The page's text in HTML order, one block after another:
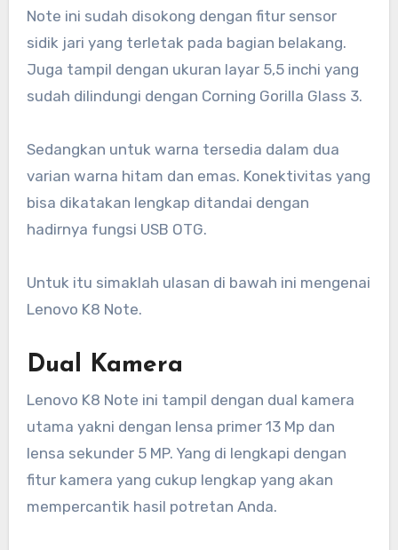
Note ini sudah disokong dengan fitur sensor
sidik jari yang terletak pada bagian belakang.
Juga tampil dengan ukuran layar 5,5 inchi yang
sudah dilindungi dengan Corning Gorilla Glass 3.
Sedangkan untuk warna tersedia dalam dua
varian warna hitam dan emas. Konektivitas yang
bisa dikatakan lengkap ditandai dengan
hadirnya fungsi USB OTG.
Untuk itu simaklah ulasan di bawah ini mengenai
Lenovo K8 Note.
Dual Kamera
Lenovo K8 Note ini tampil dengan dual kamera
utama yakni dengan lensa primer 13 Mp dan
lensa sekunder 5 MP. Yang di lengkapi dengan
fitur kamera yang cukup lengkap yang akan
mempercantik hasil potretan Anda.